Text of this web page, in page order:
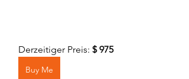
Derzeitiger Preis: $ 975
Buy Me